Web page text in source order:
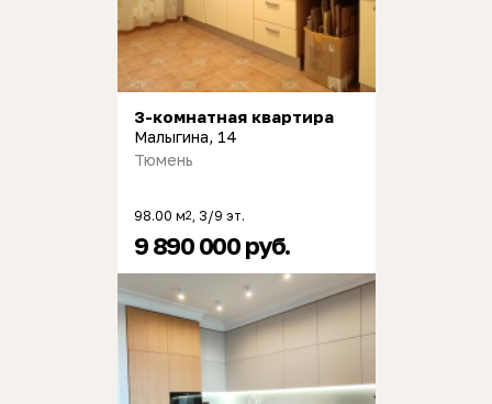
3-комнатная квартира
Малыгина, 14
Тюмень
98.00 м2 , 3/9 эт.
9 890 000 руб.